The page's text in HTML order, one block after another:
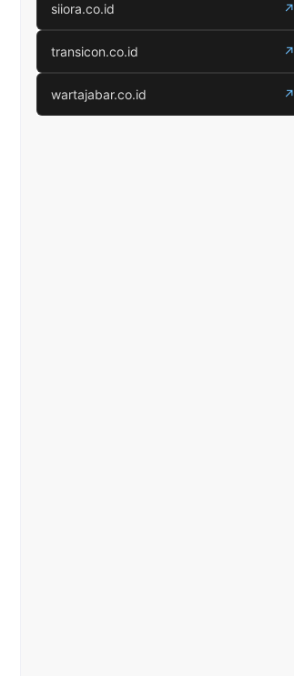
siiora.co.id ↗
transicon.co.id ↗
wartajabar.co.id ↗